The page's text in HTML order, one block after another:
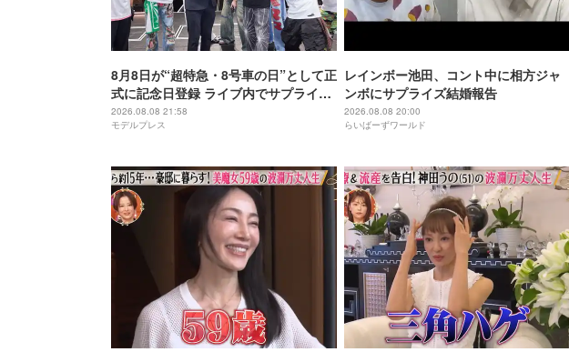
8月8日が“超特急・8号車の日”として正
式に記念日登録 ライブ内でサプライズ
発表
2026.08.08 21:58
モデルプレス
レインボー池田、コント中に相方ジャ
ンボにサプライズ結婚報告
2026.08.08 20:00
らいばーずワールド